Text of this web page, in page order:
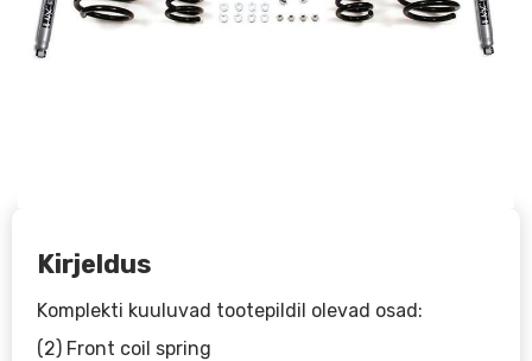
Kirjeldus
Komplekti kuuluvad tootepildil olevad osad:
(2) Front coil spring